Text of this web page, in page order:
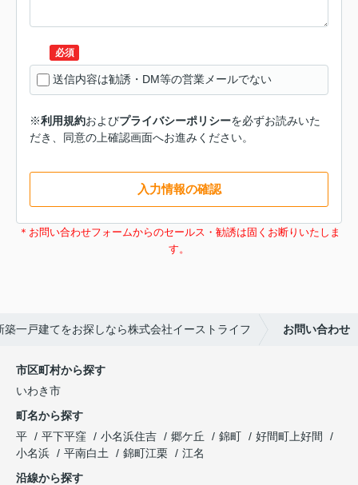
必須
送信内容は勧誘・DM等の営業メールでない
※利用規約およびプライバシーポリシーを必ずお読みいた
だき、同意の上確認画面へお進みください。
入力情報の確認
＊お問い合わせフォームからのセールス・勧誘は固くお断りいたしま
す。
築一戸建てをお探しなら株式会社イーストライフ お問い合わせ
市区町村から探す
いわき市
町名から探す
平
平下平窪 小名浜住吉 郷ケ丘 錦町
好間町上好間
小名浜
平南白土 錦町江栗
江名
沿線から探す